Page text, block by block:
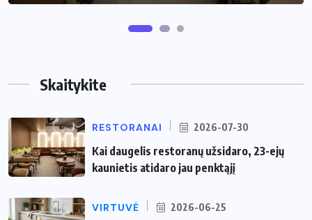
Skaitykite
RESTORANAI 2026-07-30
Kai daugelis restoranų užsidaro, 23-ejų
kaunietis atidaro jau penktąjį
VIRTUVĖ 2026-06-25